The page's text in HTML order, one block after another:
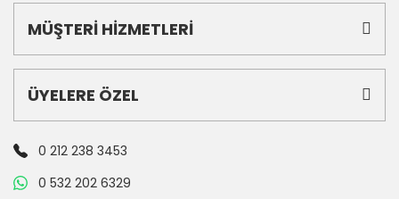
MÜŞTERİ HİZMETLERİ
ÜYELERE ÖZEL
0 212 238 3453
0 532 202 6329